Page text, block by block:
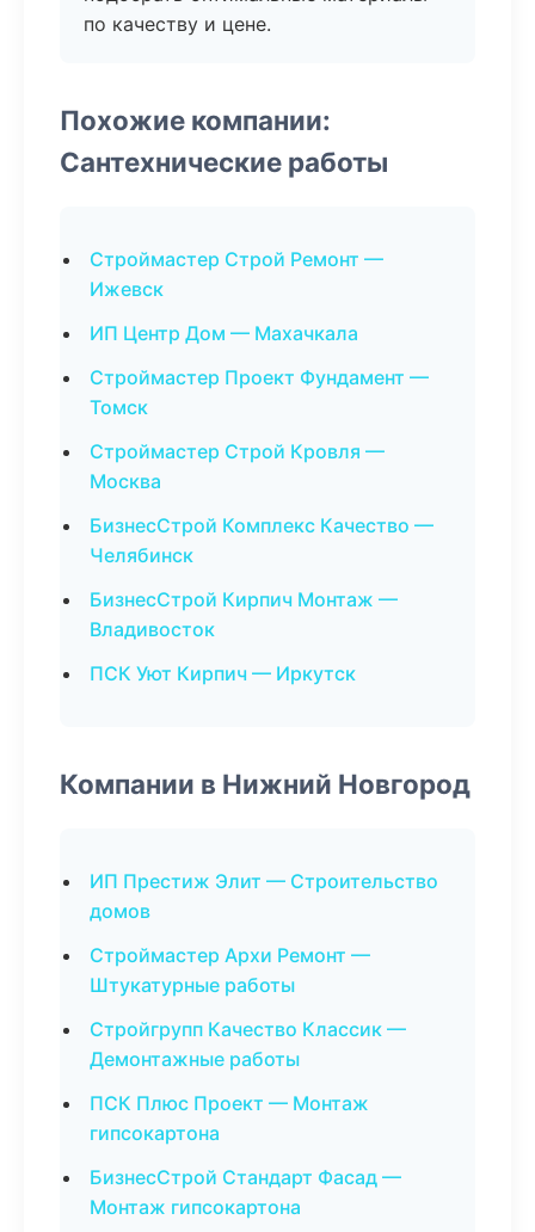
по качеству и цене.
Похожие компании:
Сантехнические работы
Строймастер Строй Ремонт —
Ижевск
ИП Центр Дом — Махачкала
Строймастер Проект Фундамент —
Томск
Строймастер Строй Кровля —
Москва
БизнесСтрой Комплекс Качество —
Челябинск
БизнесСтрой Кирпич Монтаж —
Владивосток
ПСК Уют Кирпич — Иркутск
Компании в Нижний Новгород
ИП Престиж Элит — Строительство
домов
Строймастер Архи Ремонт —
Штукатурные работы
Стройгрупп Качество Классик —
Демонтажные работы
ПСК Плюс Проект — Монтаж
гипсокартона
БизнесСтрой Стандарт Фасад —
Монтаж гипсокартона